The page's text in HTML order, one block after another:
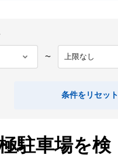
〜
条件をリセット
駐車場を検